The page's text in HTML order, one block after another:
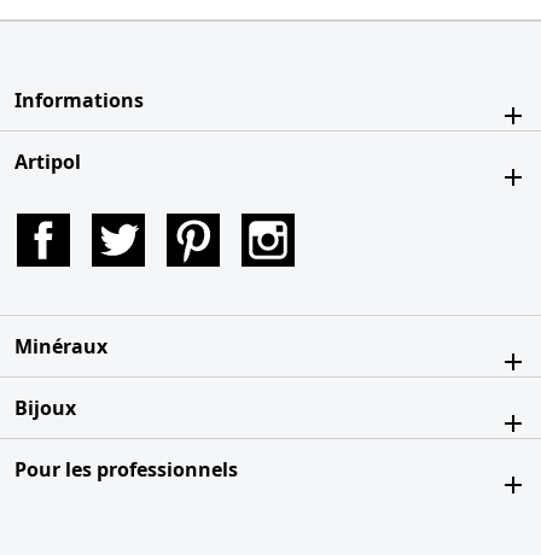
Informations
Artipol
Facebook Twitter Pinterest
Minéraux
Bijoux
Pour les professionnels